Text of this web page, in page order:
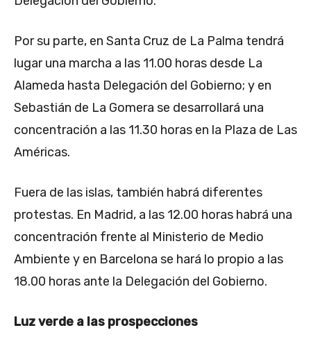
Por su parte, en Santa Cruz de La Palma tendrá
lugar una marcha a las 11.00 horas desde La
Alameda hasta Delegación del Gobierno; y en
Sebastián de La Gomera se desarrollará una
concentración a las 11.30 horas en la Plaza de Las
Américas.
Fuera de las islas, también habrá diferentes
protestas. En Madrid, a las 12.00 horas habrá una
concentración frente al Ministerio de Medio
Ambiente y en Barcelona se hará lo propio a las
18.00 horas ante la Delegación del Gobierno.
Luz verde a las prospecciones